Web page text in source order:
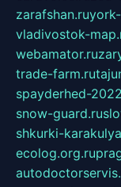
zarafshan.ru
vladivostok-
webamator.ru
trade-farm.ru
spayderhed-
snow-guard.ru
shkurki-
ecolog.org.ru